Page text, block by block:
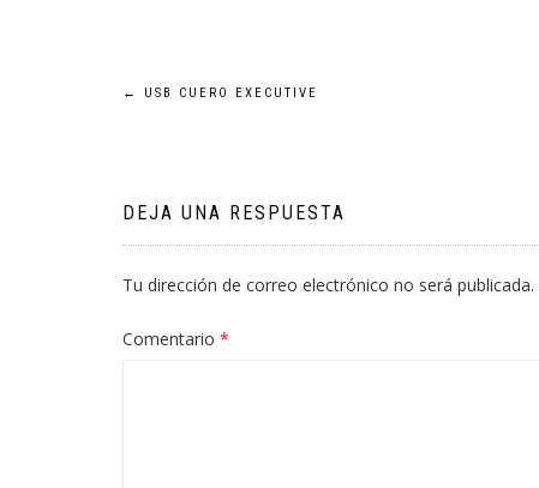
Navegación
entradas
← USB CUERO EXECUTIVE
DEJA UNA RESPUESTA
Tu dirección de correo electrónico no será publicada.
Comentario *